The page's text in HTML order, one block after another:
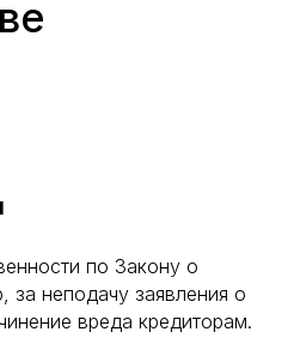
по Закону о
за неподачу заявления о
вреда кредиторам.